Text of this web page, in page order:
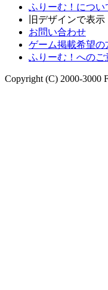
ふりーむ！につい
旧デザインで表示
お問い合わせ
ゲーム掲載希望の
ふりーむ！への
Copyright (C) 2000-3000